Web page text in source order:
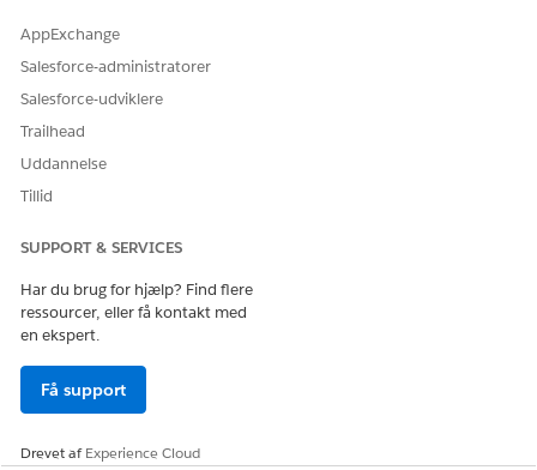
AppExchange
Salesforce-administratorer
Salesforce-udviklere
Trailhead
Uddannelse
Tillid
SUPPORT & SERVICES
Har du brug for hjælp? Find flere
ressourcer, eller få kontakt med
en ekspert.
Få support
Drevet afExperience Cloud